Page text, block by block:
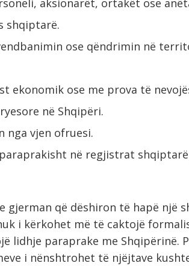
aksionarët, ortakët ose
shqiptarë.
ose qëndrimin në
ekonomik ose me prova të
në Shqipëri.
nga vjen ofruesi.
në regjistrat
gjerman që dëshiron të hapë një
i kërkohet më të caktojë
lidhje paraprake me Shqipërinë.
i nënshtrohet të njëjtave